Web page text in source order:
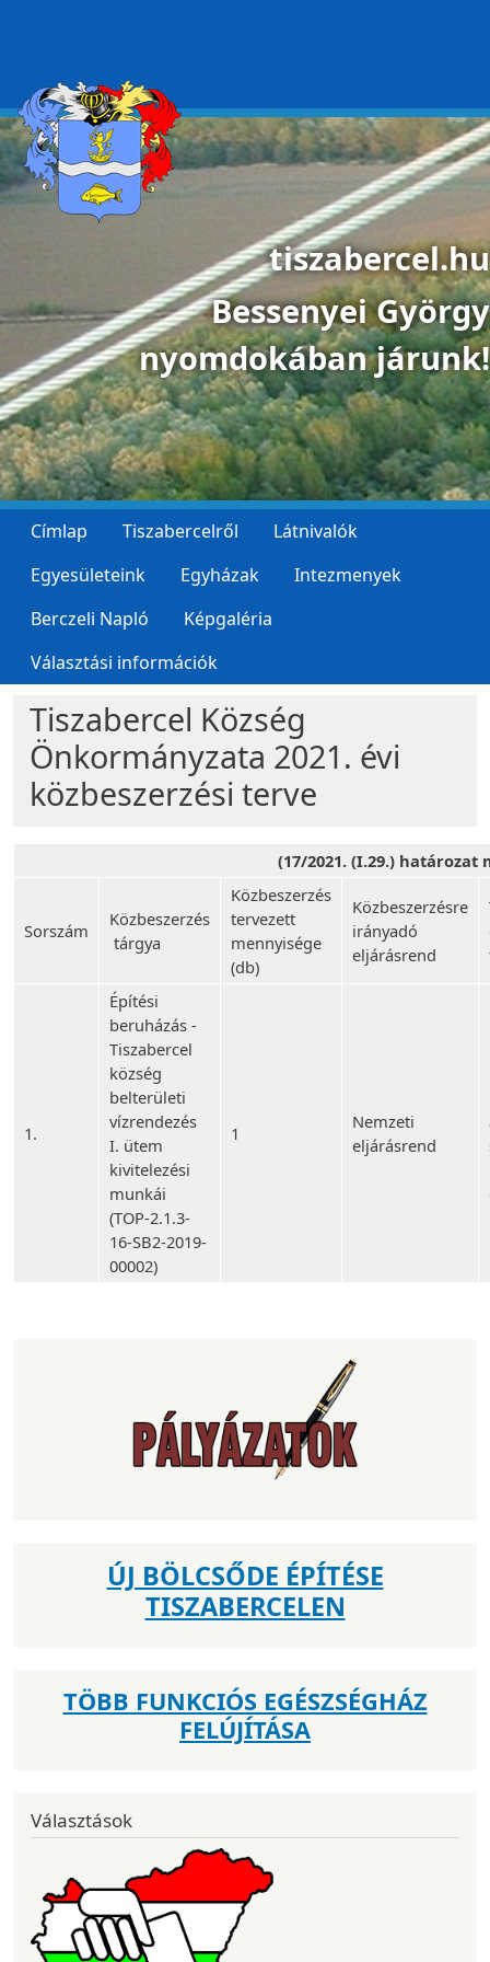
tiszabercel.hu
Bessenyei György
nyomdokában járunk!
Címlap Tiszabercelről
Látnivalók
Egyesületeink
Egyházak
Intezmenyek
Berczeli Napló
Képgaléria
Választási információk
Tiszabercel Község
Önkormányzata 2021. évi
közbeszerzési terve
(17/2021. (I.29.) határozat
Sorszám
Közbeszerzés
tárgya
Közbeszerzés
tervezett
mennyisége
(db)
Közbeszerzésre
irányadó
eljárásrend
1.
Építési
beruházás -
Tiszabercel
község
belterületi
vízrendezés
I. ütem
kivitelezési
munkái
(TOP-2.1.3-
16-SB2-2019-
00002)
1
Nemzeti
eljárásrend
ÚJ BÖLCSŐDE ÉPÍTÉSE
TISZABERCELEN
TÖBB FUNKCIÓS EGÉSZSÉGHÁZ
FELÚJÍTÁSA
Választások